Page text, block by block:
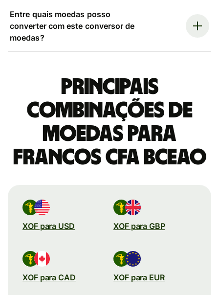
Entre quais moedas posso
converter com este conversor de
moedas?
Principais
combinações de
moedas para
Francos CFA BCEAO
XOF para USD XOF para GBP
XOF para CAD XOF para EUR